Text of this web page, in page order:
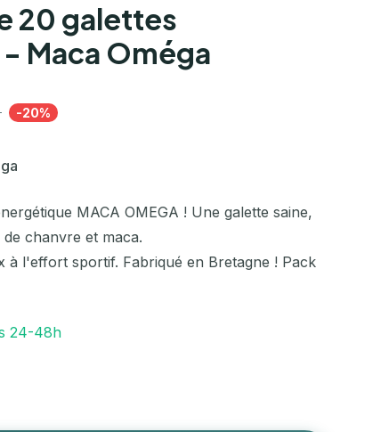
20 galettes
Maca Oméga
-20%
MACA OMEGA ! Une galette saine,
chanvre et maca.
à l'effort sportif. Fabriqué en Bretagne ! Pack
24-48h